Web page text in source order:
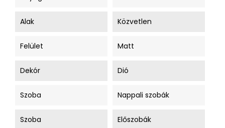
Alak Közvetlen
Felület Matt
Dekór Dió
Szoba Nappali szobák
Szoba Előszobák